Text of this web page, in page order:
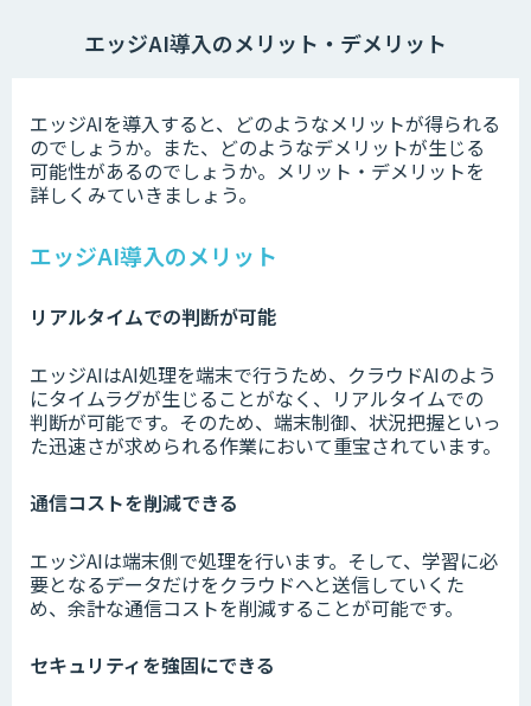
エッジAI導入のメリット・デメリット
エッジAIを導入すると、どのようなメリットが得られる
のでしょうか。また、どのようなデメリットが生じる
可能性があるのでしょうか。メリット・デメリットを
詳しくみていきましょう。
エッジAI導入のメリット
リアルタイムでの判断が可能
エッジAIはAI処理を端末で行うため、クラウドAIのよう
にタイムラグが生じることがなく、リアルタイムでの
判断が可能です。そのため、端末制御、状況把握といっ
た迅速さが求められる作業において重宝されています。
通信コストを削減できる
エッジAIは端末側で処理を行います。そして、学習に必
要となるデータだけをクラウドへと送信していくた
め、余計な通信コストを削減することが可能です。
セキュリティを強固にできる